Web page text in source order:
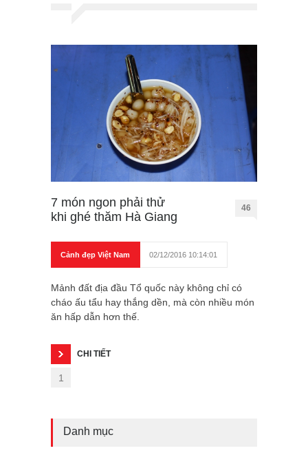
7 món ngon phải thử
khi ghé thăm Hà Giang
46
Cảnh đẹp Việt Nam 02/12/2016 10:14:01
Mảnh đất địa đầu Tổ quốc này không chỉ có
cháo ấu tẩu hay thắng dền, mà còn nhiều món
ăn hấp dẫn hơn thế.
CHI TIẾT
1
Danh mục